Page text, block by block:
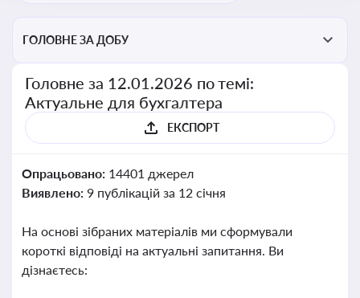
ГОЛОВНЕ ЗА ДОБУ
Головне за 12.01.2026 по темі:
Актуальне для бухгалтера
ЕКСПОРТ
Опрацьовано: 14401 джерел
Виявлено: 9 публікацій за 12 січня
На основі зібраних матеріалів ми сформували
короткі відповіді на актуальні запитання. Ви
дізнаєтесь: